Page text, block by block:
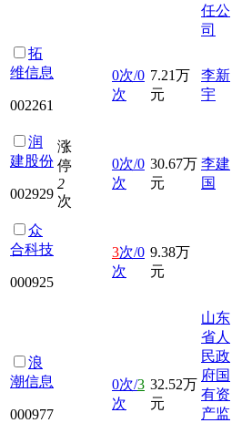
任公
司
拓
维信息
002261
0次/0
次
7.21万
元
李新
宇
润
建股份
002929
涨
停
2
次
0次/0
次
30.67万
元
李建
国
众
合科技
000925
3次/0
次
9.38万
元
浪
潮信息
000977
0次/3
次
32.52万
元
山东
省人
民政
府国
有资
产监